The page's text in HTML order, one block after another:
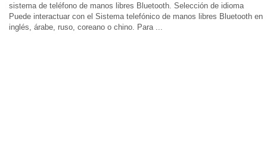
sistema de teléfono de manos libres Bluetooth. Selección de idioma
Puede interactuar con el Sistema telefónico de manos libres Bluetooth en
inglés, árabe, ruso, coreano o chino. Para ...